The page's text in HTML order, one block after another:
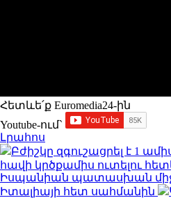
Հետևե՛ք Euromedia24-ին
Youtube-ում`
Լրահոս
Բժիշկը զգուշացրել է 1
հավի կրծքամիս ուտելու
Իսպանիան պատասխան
Իտալիայի հետ սահմանին